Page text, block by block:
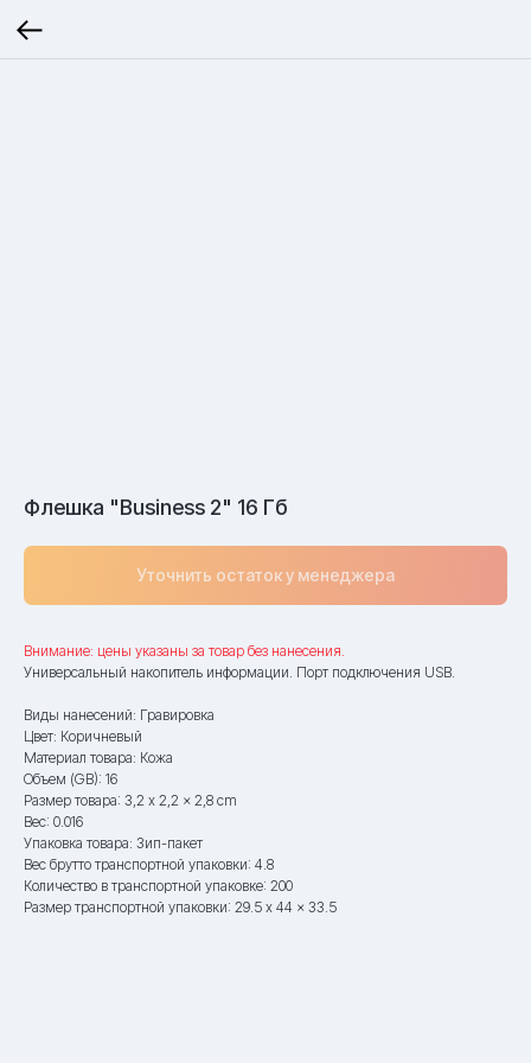
Флешка "Business 2" 16 Гб
Уточнить остаток у менеджера
Внимание: цены указаны за товар без нанесения.
Универсальный накопитель информации. Порт подключения USB.
Виды нанесений: Гравировка
Цвет: Коричневый
Материал товара: Кожа
Объем (GB): 16
Размер товара: 3,2 x 2,2 x 2,8 сm
Вес: 0.016
Упаковка товара: Зип-пакет
Вес брутто транспортной упаковки: 4.8
Количество в транспортной упаковке: 200
Размер транспортной упаковки: 29.5 x 44 x 33.5